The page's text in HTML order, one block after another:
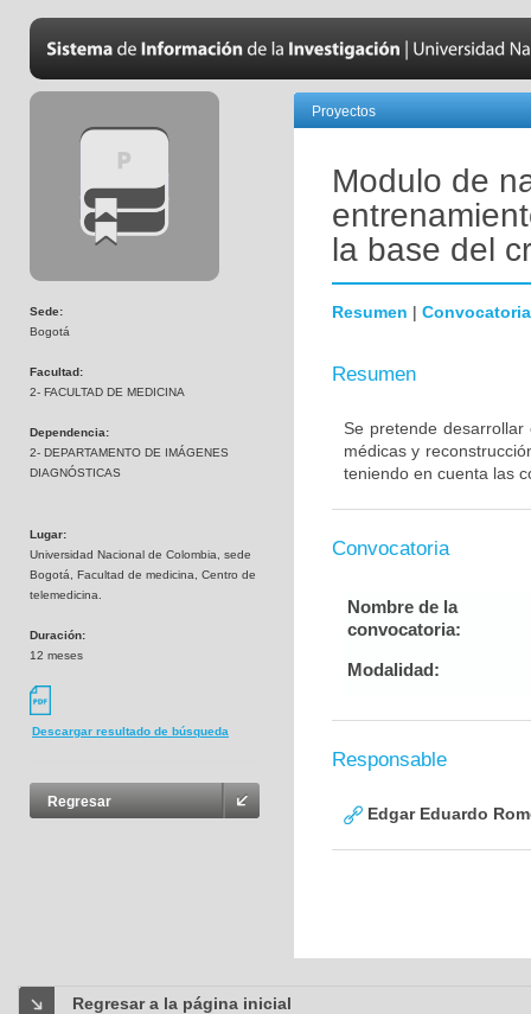
Sede:
Bogotá
Facultad:
2- FACULTAD DE MEDICINA
Dependencia:
2- DEPARTAMENTO DE IMÁGENES
DIAGNÓSTICAS
Lugar:
Universidad Nacional de Colombia, sede
Bogotá, Facultad de medicina, Centro de
telemedicina.
Duración:
12 meses
Descargar resultado de búsqueda
Regresar
Proyectos
Modulo de
la base del
Resumen | Convocatoria
Resumen
Se pretende
médicas y
teniendo en cuenta las
Convocatoria
Nombre de la
convocatoria:
Modalidad:
Responsable
Edgar Eduardo
Regresar a la página inicial